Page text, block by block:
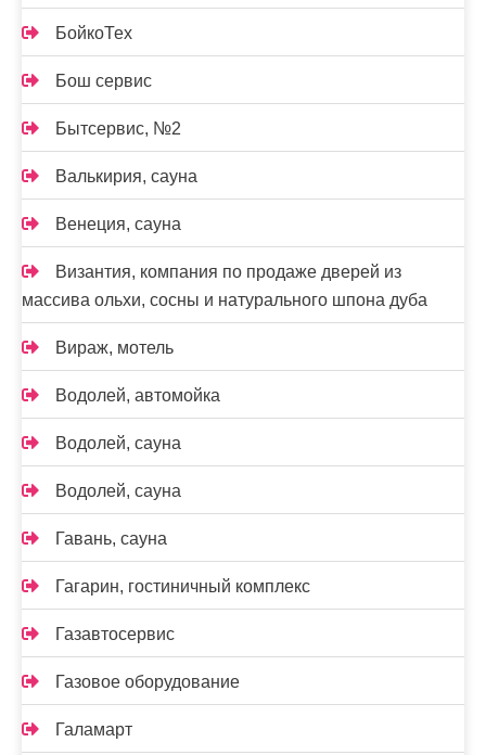
БойкоТех
Бош сервис
Бытсервис, №2
Валькирия, сауна
Венеция, сауна
Византия, компания по продаже дверей из
массива ольхи, сосны и натурального шпона дуба
Вираж, мотель
Водолей, автомойка
Водолей, сауна
Водолей, сауна
Гавань, сауна
Гагарин, гостиничный комплекс
Газавтосервис
Газовое оборудование
Галамарт